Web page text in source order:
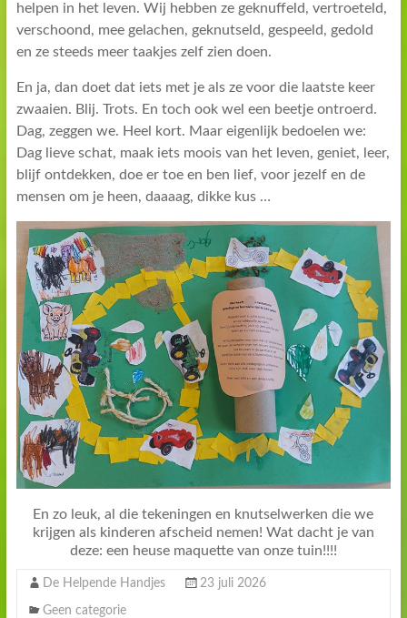
helpen in het leven. Wij hebben ze geknuffeld, vertroeteld,
verschoond, mee gelachen, geknutseld, gespeeld, gedold
en ze steeds meer taakjes zelf zien doen.
En ja, dan doet dat iets met je als ze voor die laatste keer
zwaaien. Blij. Trots. En toch ook wel een beetje ontroerd.
Dag, zeggen we. Heel kort. Maar eigenlijk bedoelen we:
Dag lieve schat, maak iets moois van het leven, geniet, leer,
blijf ontdekken, doe er toe en ben lief, voor jezelf en de
mensen om je heen, daaaag, dikke kus …
En zo leuk, al die tekeningen en knutselwerken die we
krijgen als kinderen afscheid nemen! Wat dacht je van
deze: een heuse maquette van onze tuin!!!!
De Helpende Handjes 23 juli 2026
Geen categorie